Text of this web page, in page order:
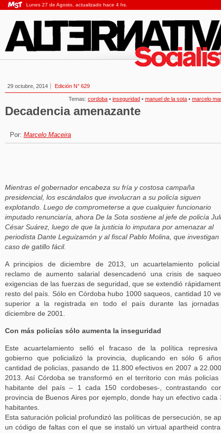
Lunes 27 de Agosto, actualizado hace 4 hs.
29 octubre, 2014 Edición N° 629
Temas: cordoba • inseguridad • manuel de la sota • marcelo
Decadencia amenazante
Por: Marcelo Maceira
Mientras el gobernador encabeza su fría y costosa campaña
presidencial, los escándalos que involucran a su policía siguen
explotando. Luego de comprometerse a que cualquier funcionario
imputado renunciaría, ahora De la Sota sostiene al jefe de policía
César Suárez, luego de que la justicia lo imputara por amenazar al
periodista Dante Leguizamón y al fiscal Pablo Molina, que investigan
caso de gatillo fácil.
A principios de diciembre de 2013, un acuartelamiento
reclamo de aumento salarial desencadenó una crisis de
exigencias de las fuerzas de seguridad, que se extendió
resto del país. Sólo en Córdoba hubo 1000 saqueos, cantidad 10
superior a la registrada en todo el país durante las
diciembre de 2001.
Con más policías sólo aumenta la inseguridad
Este acuartelamiento selló el fracaso de la política represiva
gobierno que policializó la provincia, duplicando en sólo 6
cantidad de policías, pasando de 11.800 efectivos en 2007 a
2013. Así Córdoba se transformó en el territorio con más policías
habitante del país – 1 cada 150 cordobeses-, contrastando
provincia de Buenos Aires por ejemplo, donde hay un efectivo cada
habitantes.
Esta saturación policial profundizó las políticas de persecución, se
un código de faltas con el que se instaló un virtual apartheid